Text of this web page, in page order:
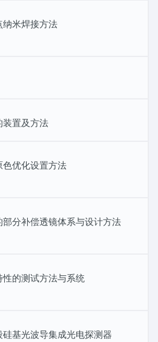
米焊接方法
装置及方法
优化设置方法
分补偿透镜体系与设计方法
的测试方法与系统
基光波导集成光电探测器